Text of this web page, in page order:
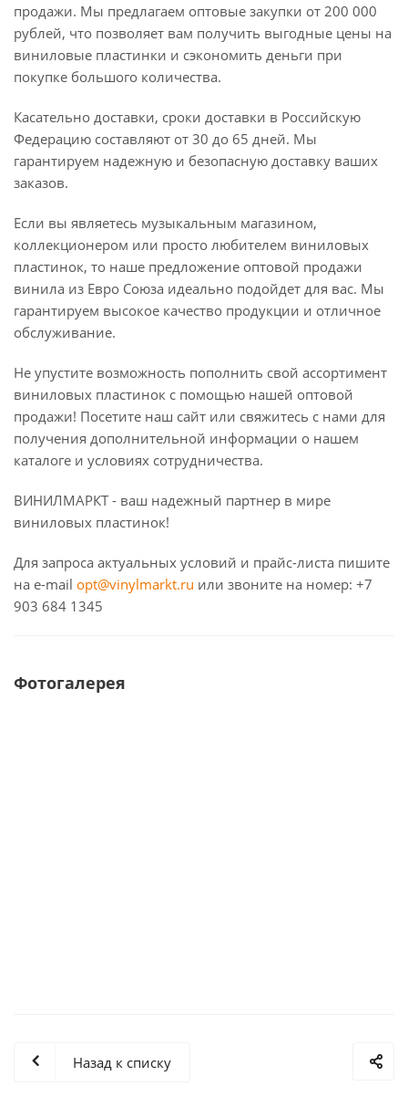
продажи. Мы предлагаем оптовые закупки от 200 000
рублей, что позволяет вам получить выгодные цены на
виниловые пластинки и сэкономить деньги при
покупке большого количества.
Касательно доставки, сроки доставки в Российскую
Федерацию составляют от 30 до 65 дней. Мы
гарантируем надежную и безопасную доставку ваших
заказов.
Если вы являетесь музыкальным магазином,
коллекционером или просто любителем виниловых
пластинок, то наше предложение оптовой продажи
винила из Евро Союза идеально подойдет для вас. Мы
гарантируем высокое качество продукции и отличное
обслуживание.
Не упустите возможность пополнить свой ассортимент
виниловых пластинок с помощью нашей оптовой
продажи! Посетите наш сайт или свяжитесь с нами для
получения дополнительной информации о нашем
каталоге и условиях сотрудничества.
ВИНИЛМАРКТ - ваш надежный партнер в мире
виниловых пластинок!
Для запроса актуальных условий и прайс-листа пишите
на e-mail opt@vinylmarkt.ru или звоните на номер: +7
903 684 1345
Фотогалерея
Назад к списку